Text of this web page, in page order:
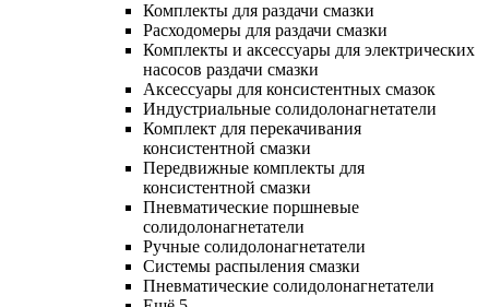
Комплекты для раздачи смазки
Расходомеры для раздачи смазки
Комплекты и аксессуары для электрических
насосов раздачи смазки
Аксессуары для консистентных смазок
Индустриальные солидолонагнетатели
Комплект для перекачивания
консистентной смазки
Передвижные комплекты для
консистентной смазки
Пневматические поршневые
солидолонагнетатели
Ручные солидолонагнетатели
Системы распыления смазки
Пневматические солидолонагнетатели